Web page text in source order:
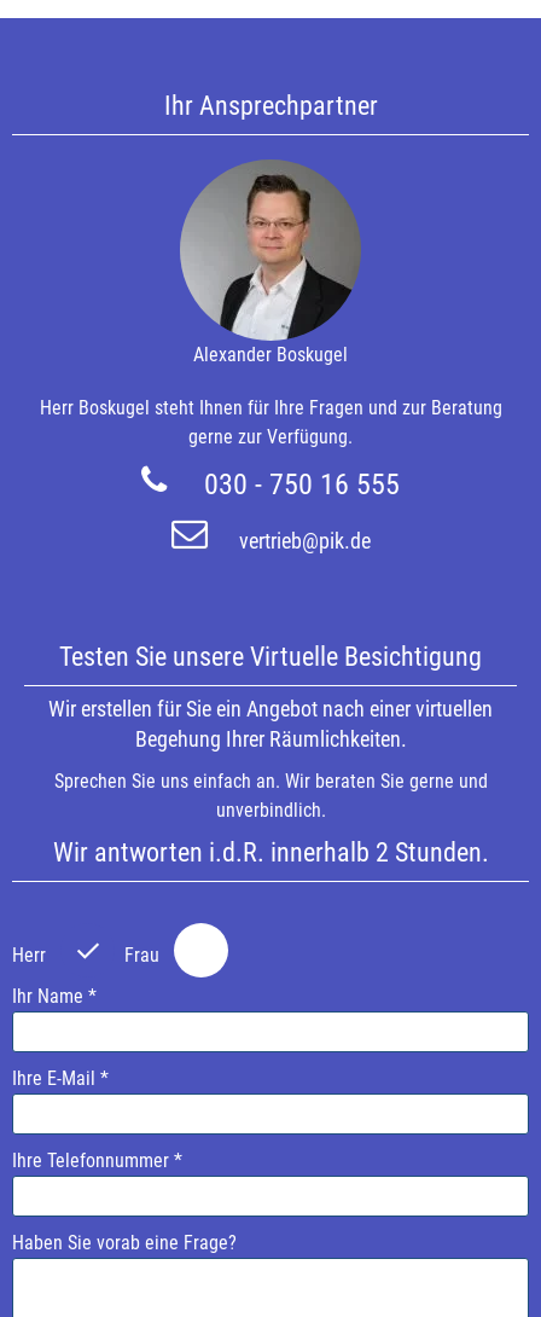
Ihr Ansprechpartner
Alexander Boskugel
Herr Boskugel steht Ihnen für Ihre Fragen und zur Beratung
gerne zur Verfügung.
030 - 750 16 555
vertrieb@pik.de
Testen Sie unsere Virtuelle Besichtigung
Wir erstellen für Sie ein Angebot nach einer virtuellen
Begehung Ihrer Räumlichkeiten.
Sprechen Sie uns einfach an. Wir beraten Sie gerne und
unverbindlich.
Wir antworten i.d.R. innerhalb 2 Stunden.
e
a
s
e
a
v
t
h
e
a
e
l
a
v
h
Herr
Frau
Ihr Name *
Ihre E-Mail *
Ihre Telefonnummer *
Haben Sie vorab eine Frage?